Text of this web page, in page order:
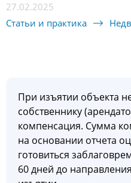
27.02.2025
Статьи и практика
При изъятии объекта
собственнику
компенсация. Сумма
на основании отчета
готовиться
60 дней до